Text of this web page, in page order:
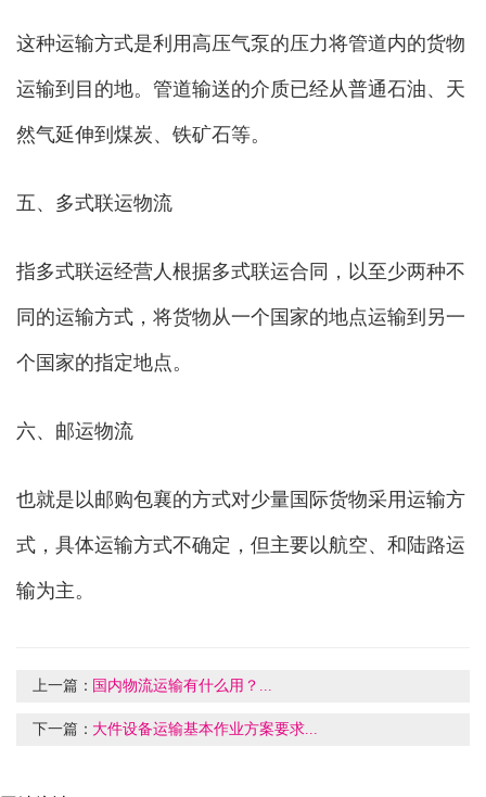
这种运输方式是利用高压气泵的压力将管道内的货物
运输到目的地。管道输送的介质已经从普通石油、天
然气延伸到煤炭、铁矿石等。
五、多式联运物流
指多式联运经营人根据多式联运合同，以至少两种不
同的运输方式，将货物从一个国家的地点运输到另一
个国家的指定地点。
六、邮运物流
也就是以邮购包襄的方式对少量国际货物采用运输方
式，具体运输方式不确定，但主要以航空、和陆路运
输为主。
上一篇： 国内物流运输有什么用？...
下一篇： 大件设备运输基本作业方案要求...